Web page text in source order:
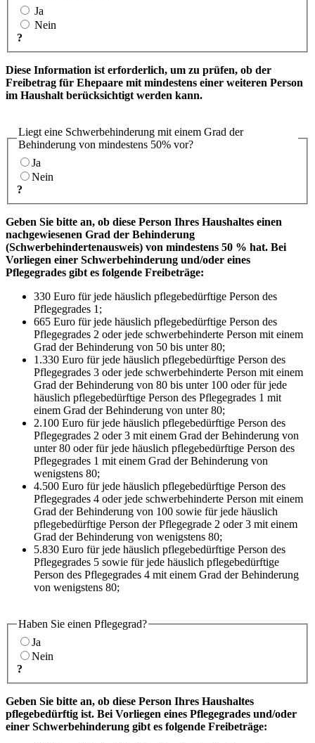
Ja
Nein
?
Diese Information ist erforderlich, um zu prüfen, ob der
Freibetrag für Ehepaare mit mindestens einer weiteren Person
im Haushalt berücksichtigt werden kann.
Liegt eine Schwerbehinderung mit einem Grad der
Behinderung von mindestens 50% vor?
Ja
Nein
?
Geben Sie bitte an, ob diese Person Ihres Haushaltes einen
nachgewiesenen Grad der Behinderung
(Schwerbehindertenausweis) von mindestens 50 % hat. Bei
Vorliegen einer Schwerbehinderung und/oder eines
Pflegegrades gibt es folgende Freibeträge:
330 Euro für jede häuslich pflegebedürftige Person des
Pflegegrades 1;
665 Euro für jede häuslich pflegebedürftige Person des
Pflegegrades 2 oder jede schwerbehinderte Person mit einem
Grad der Behinderung von 50 bis unter 80;
1.330 Euro für jede häuslich pflegebedürftige Person des
Pflegegrades 3 oder jede schwerbehinderte Person mit einem
Grad der Behinderung von 80 bis unter 100 oder für jede
häuslich pflegebedürftige Person des Pflegegrades 1 mit
einem Grad der Behinderung von unter 80;
2.100 Euro für jede häuslich pflegebedürftige Person des
Pflegegrades 2 oder 3 mit einem Grad der Behinderung von
unter 80 oder für jede häuslich pflegebedürftige Person des
Pflegegrades 1 mit einem Grad der Behinderung von
wenigstens 80;
4.500 Euro für jede häuslich pflegebedürftige Person des
Pflegegrades 4 oder jede schwerbehinderte Person mit einem
Grad der Behinderung von 100 sowie für jede häuslich
pflegebedürftige Person der Pflegegrade 2 oder 3 mit einem
Grad der Behinderung von wenigstens 80;
5.830 Euro für jede häuslich pflegebedürftige Person des
Pflegegrades 5 sowie für jede häuslich pflegebedürftige
Person des Pflegegrades 4 mit einem Grad der Behinderung
von wenigstens 80;
Haben Sie einen Pflegegrad?
Ja
Nein
?
Geben Sie bitte an, ob diese Person Ihres Haushaltes
pflegebedürftig ist. Bei Vorliegen eines Pflegegrades und/oder
einer Schwerbehinderung gibt es folgende Freibeträge: